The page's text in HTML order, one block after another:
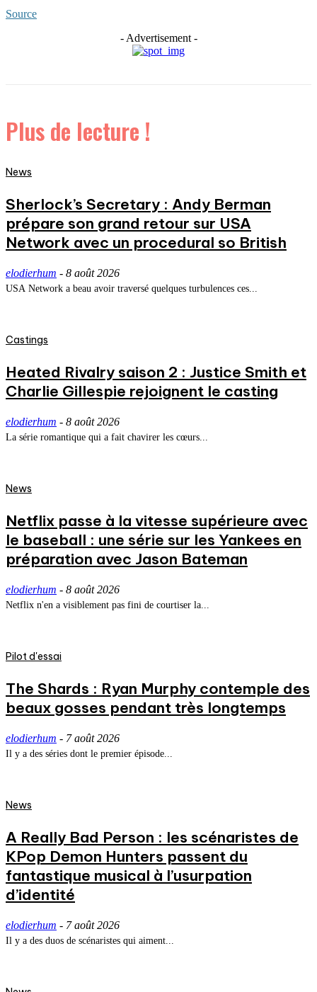
Source
- Advertisement -
Plus de lecture !
News
Sherlock’s Secretary : Andy Berman
prépare son grand retour sur USA
Network avec un procedural so British
elodierhum - 8 août 2026
USA Network a beau avoir traversé quelques turbulences ces...
Castings
Heated Rivalry saison 2 : Justice Smith et
Charlie Gillespie rejoignent le casting
elodierhum - 8 août 2026
La série romantique qui a fait chavirer les cœurs...
News
Netflix passe à la vitesse supérieure avec
le baseball : une série sur les Yankees en
préparation avec Jason Bateman
elodierhum - 8 août 2026
Netflix n'en a visiblement pas fini de courtiser la...
Pilot d'essai
The Shards : Ryan Murphy contemple des
beaux gosses pendant très longtemps
elodierhum - 7 août 2026
Il y a des séries dont le premier épisode...
News
A Really Bad Person : les scénaristes de
KPop Demon Hunters passent du
fantastique musical à l’usurpation
d’identité
elodierhum - 7 août 2026
Il y a des duos de scénaristes qui aiment...